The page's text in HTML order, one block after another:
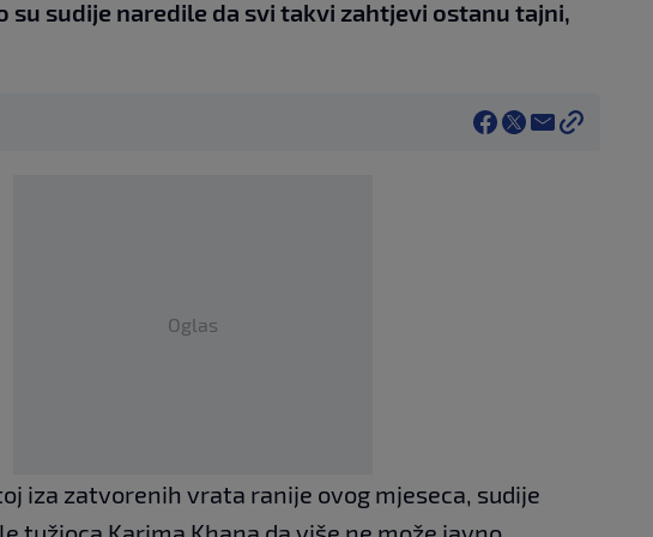
su sudije naredile da svi takvi zahtjevi ostanu tajni,
Oglas
iza zatvorenih vrata ranije ovog mjeseca, sudije